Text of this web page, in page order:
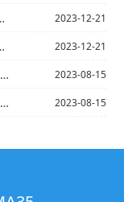
2023-12-21
2023-12-21
2023-08-15
2023-08-15